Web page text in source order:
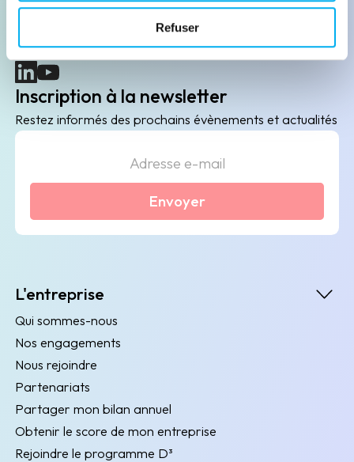
Refuser
B2B de data marketing, gestion des risques
client/fournisseur et conformité.
(nouvelle fenêtre)
(nouvelle fenêtre)
Inscription à la newsletter
Restez informés des prochains évènements et actualités
Envoyer
L'entreprise
Qui sommes-nous
Nos engagements
Nous rejoindre
Partenariats
Partager mon bilan annuel
Obtenir le score de mon entreprise
Rejoindre le programme D³